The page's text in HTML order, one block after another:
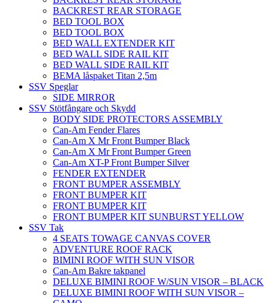
BACKREST REAR STORAGE
BED TOOL BOX
BED TOOL BOX
BED WALL EXTENDER KIT
BED WALL SIDE RAIL KIT
BED WALL SIDE RAIL KIT
BEMA låspaket Titan 2,5m
SSV Speglar
SIDE MIRROR
SSV Stötfångare och Skydd
BODY SIDE PROTECTORS ASSEMBLY
Can-Am Fender Flares
Can-Am X Mr Front Bumper Black
Can-Am X Mr Front Bumper Green
Can-Am XT-P Front Bumper Silver
FENDER EXTENDER
FRONT BUMPER ASSEMBLY
FRONT BUMPER KIT
FRONT BUMPER KIT
FRONT BUMPER KIT SUNBURST YELLOW
SSV Tak
4 SEATS TOWAGE CANVAS COVER
ADVENTURE ROOF RACK
BIMINI ROOF WITH SUN VISOR
Can-Am Bakre takpanel
DELUXE BIMINI ROOF W/SUN VISOR – BLACK
DELUXE BIMINI ROOF WITH SUN VISOR –